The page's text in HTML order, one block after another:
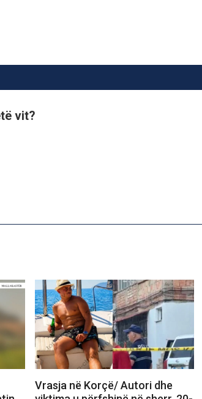
vit?
Vrasja në Korçë/ Autori dhe